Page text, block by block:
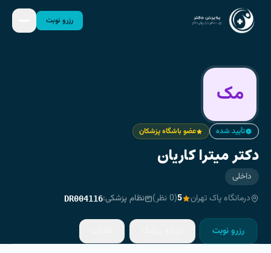
رزرو نوبت
مک
تأیید شده عضو باشگاه پزشکان
دکتر میترا کاریان
داخلی
درمانگاه پاک تهران
5
(
0نظر) نظام پزشکی:DR004116
رزرو نوبت